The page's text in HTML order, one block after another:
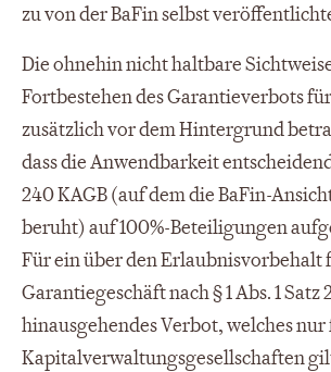
zu von der BaFin selbst
Die ohnehin nicht haltbare
Fortbestehen des Garantieverbots
zusätzlich vor dem Hintergrund
dass die Anwendbarkeit
240 KAGB (auf dem die BaFin-
beruht) auf 100%-Beteiligungen
Für ein über den Erlaubnisvorbehalt
Garantiegeschäft nach § 1 Abs. 1 Satz
hinausgehendes Verbot, welches
Kapitalverwaltungsgesellschaften